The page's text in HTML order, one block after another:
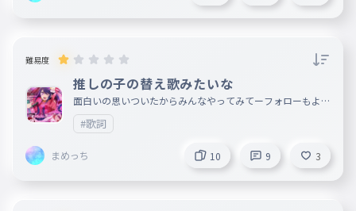
難易度
推しの子の替え歌みたいな
面白いの思いついたからみんなやってみてーフォローもよろ
しく！
#歌詞
まめっち 10 9 3